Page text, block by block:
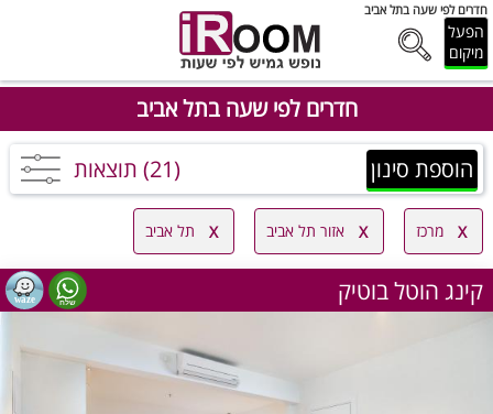
חדרים לפי שעה בתל אביב
הפעל
מיקום
חדרים לפי שעה בתל אביב
הוספת סינון (21) תוצאות
מרכז אזור תל אביב תל אביב
קינג הוטל בוטיק